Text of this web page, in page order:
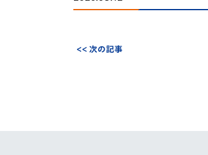
エンブレム紹介
<< 次の記事